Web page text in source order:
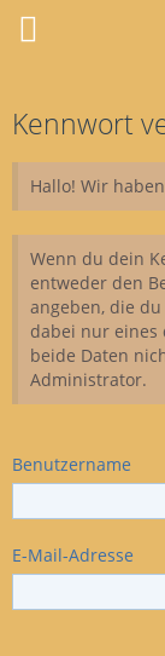
Kennwort
Hallo! Wir
Wenn du dein
entweder den
angeben, die
dabei nur eines
beide Daten
Administrator.
Benutzername
E-Mail-Adresse